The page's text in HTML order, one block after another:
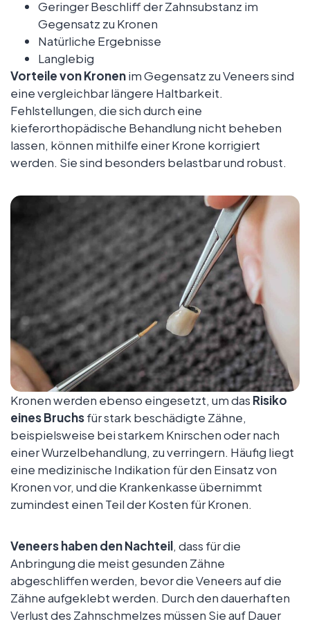
Geringer Beschliff der Zahnsubstanz im
Gegensatz zu Kronen
Natürliche Ergebnisse
Langlebig
Vorteile von Kronenim Gegensatz zu Veneers sind
eine vergleichbar längere Haltbarkeit.
Fehlstellungen, die sich durch eine
kieferorthopädische Behandlung nicht beheben
lassen, können mithilfe einer Krone korrigiert
werden. Sie sind besonders belastbar und robust.
Kronen werden ebenso eingesetzt, um das Risiko
eines Bruchsfür stark beschädigte Zähne,
beispielsweise bei starkem Knirschen oder nach
einer Wurzelbehandlung, zu verringern. Häufig liegt
eine medizinische Indikation für den Einsatz von
Kronen vor, und die Krankenkasse übernimmt
zumindest einen Teil der Kosten für Kronen.
Veneers haben den Nachteil, dass für die
Anbringung die meist gesunden Zähne
abgeschliffen werden, bevor die Veneers auf die
Zähne aufgeklebt werden. Durch den dauerhaften
Verlust des Zahnschmelzes müssen Sie auf Dauer